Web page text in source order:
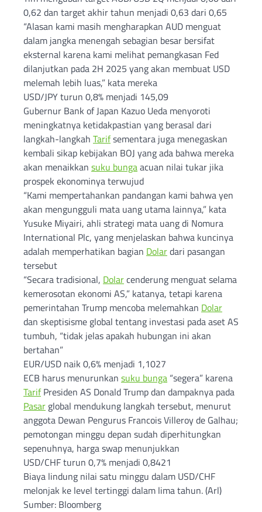
0,62 dan target akhir tahun menjadi 0,63 dari 0,65
“Alasan kami masih mengharapkan AUD menguat
dalam jangka menengah sebagian besar bersifat
eksternal karena kami melihat pemangkasan Fed
dilanjutkan pada 2H 2025 yang akan membuat USD
melemah lebih luas,” kata mereka
USD/JPY turun 0,8% menjadi 145,09
Gubernur Bank of Japan Kazuo Ueda menyoroti
meningkatnya ketidakpastian yang berasal dari
langkah-langkah Tarifsementara juga menegaskan
kembali sikap kebijakan BOJ yang ada bahwa mereka
akan menaikkan suku bungaacuan nilai tukar jika
prospek ekonominya terwujud
“Kami mempertahankan pandangan kami bahwa yen
akan mengungguli mata uang utama lainnya,” kata
Yusuke Miyairi, ahli strategi mata uang di Nomura
International Plc, yang menjelaskan bahwa kuncinya
adalah memperhatikan bagian Dolardari pasangan
tersebut
“Secara tradisional, Dolarcenderung menguat selama
kemerosotan ekonomi AS,” katanya, tetapi karena
pemerintahan Trump mencoba melemahkan Dolar
dan skeptisisme global tentang investasi pada aset AS
tumbuh, “tidak jelas apakah hubungan ini akan
bertahan”
EUR/USD naik 0,6% menjadi 1,1027
ECB harus menurunkan suku bunga “segera” karena
TarifPresiden AS Donald Trump dan dampaknya pada
Pasar global mendukung langkah tersebut, menurut
anggota Dewan Pengurus Francois Villeroy de Galhau;
pemotongan minggu depan sudah diperhitungkan
sepenuhnya, harga swap menunjukkan
USD/CHF turun 0,7% menjadi 0,8421
Biaya lindung nilai satu minggu dalam USD/CHF
melonjak ke level tertinggi dalam lima tahun. (Arl)
Sumber: Bloomberg